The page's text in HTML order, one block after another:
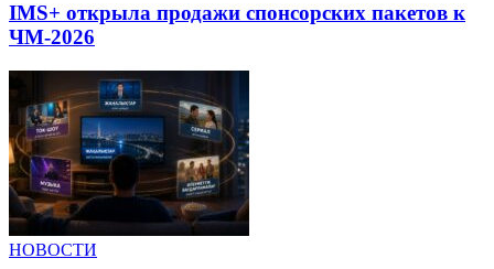
IMS+ открыла продажи спонсорских пакетов к
ЧМ-2026
НОВОСТИ